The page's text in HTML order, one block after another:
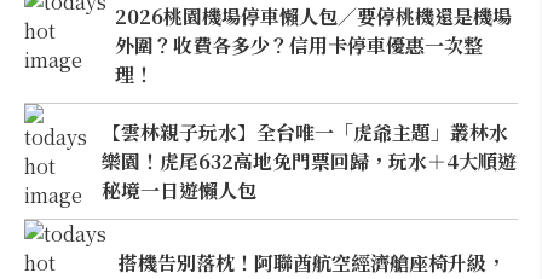
2026桃園機場停車懶人包／要停桃機還是機場
外圍？收費各多少？信用卡停車優惠一次整
理！
【雲林親子玩水】全台唯一「虎爺主題」叢林水
樂園！虎尾632高地免門票回歸，玩水＋4大順遊
秘境一日遊懶人包
搭機告別落枕！阿聯酋航空經濟艙座椅升級，